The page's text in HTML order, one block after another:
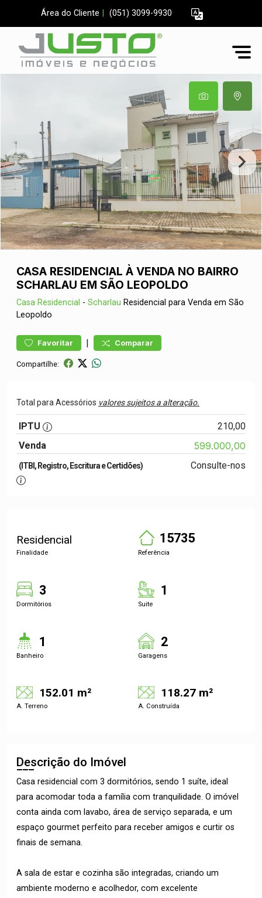
Área do Cliente (051) 3099-9930
CASA RESIDENCIAL À VENDA NO BAIRRO
SCHARLAU EM SÃO LEOPOLDO
Casa Residencial - Scharlau Residencial para Venda em São
Leopoldo
Favoritar | Comparar
Compartilhe:
Total para Acessórios valores sujeitos a alteração.
IPTU
210,00
Venda
599.000,00
(ITBI, Registro, Escritura e Certidões) Consulte-nos
Residencial
Finalidade
15735
Referência
3
Dormitórios
1
Suite
1
Banheiro
2
Garagens
152.01 m²
A. Terreno
118.27 m²
A. Construída
Descrição do Imóvel
Casa residencial com 3 dormitórios, sendo 1 suíte, ideal
para acomodar toda a família com tranquilidade. O imóvel
conta ainda com lavabo, área de serviço separada, e um
espaço gourmet perfeito para receber amigos e curtir os
finais de semana.
A sala de estar e cozinha são integradas, criando um
ambiente moderno e acolhedor, com excelente